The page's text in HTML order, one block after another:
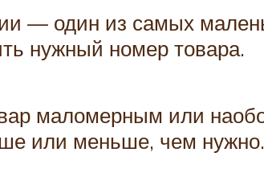
— один из самых
нужный номер товара.
маломерным или
или меньше, чем нужно.